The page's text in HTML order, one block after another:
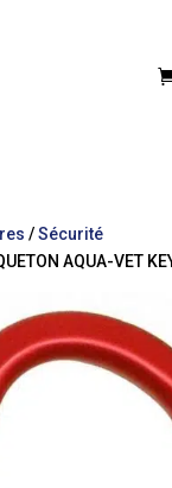
/Sécurité
AQUA-VET